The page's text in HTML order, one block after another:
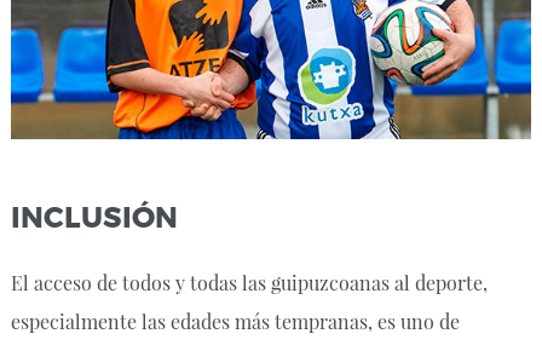
INCLUSIÓN
El acceso de todos y todas las guipuzcoanas al deporte,
especialmente las edades más tempranas, es uno de